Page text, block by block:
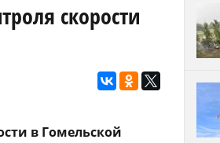
скорости
в Гомельской